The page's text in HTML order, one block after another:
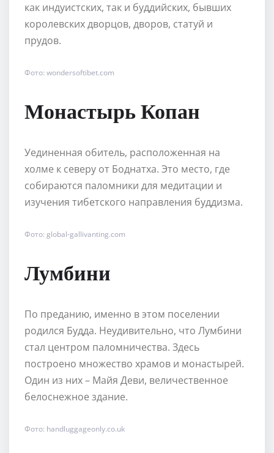
как индуистских, так и буддийских, бывших
королевских дворцов, дворов, статуй и
прудов.
Фото: wondersoftibet.com
Монастырь Копан
Уединенная обитель, расположенная на
холме к северу от Боднатха. Это место, где
собираются паломники для медитации и
изучения тибетского направления буддизма.
Фото: global-gallivanting.com
Лумбини
По преданию, именно в этом поселении
родился Будда. Неудивительно, что Лумбини
стал центром паломничества. Здесь
построено множество храмов и монастырей.
Один из них – Майя Деви, величественное
белоснежное здание.
Фото: handluggageonly.co.uk